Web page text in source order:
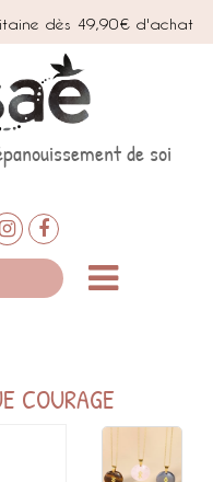
dès 49,90€ d'achat
de soi
COURAGE